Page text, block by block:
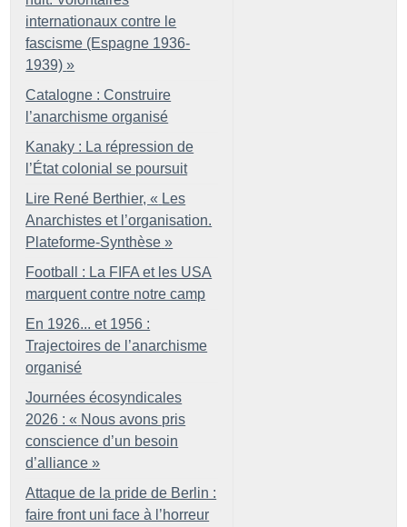
internationaux contre le
fascisme (Espagne 1936-
1939) »
Catalogne : Construire
l’anarchisme organisé
Kanaky : La répression de
l’État colonial se poursuit
Lire René Berthier, « Les
Anarchistes et l’organisation.
Plateforme-Synthèse »
Football : La FIFA et les USA
marquent contre notre camp
En 1926... et 1956 :
Trajectoires de l’anarchisme
organisé
Journées écosyndicales
2026 : « Nous avons pris
conscience d’un besoin
d’alliance »
Attaque de la pride de Berlin :
faire front uni face à l’horreur